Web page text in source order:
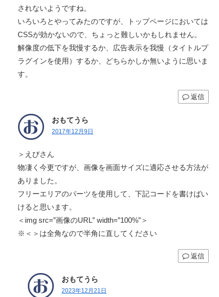
されないようですね。
いろいろとやってみたのですが、トップページにおいては
CSSが効かないので、ちょっと難しいかもしれません。
解像度の低下を我慢するか、広告表示を我慢（タイトルプ
ラグインを使用）するか、どちらかしか無いように思いま
す。
返信
おもてうら
2017年12月9日
＞えびさん
物凄く今更ですが、画像を画面サイズに適応させる方法が
ありました。
フリーエリアのパーツを使用して、下記コードを書けばい
けると思います。
＜img src=”画像のURL” width=”100%”＞
※＜＞は全角なので半角に直してください
返信
おもてうら
2023年12月21日